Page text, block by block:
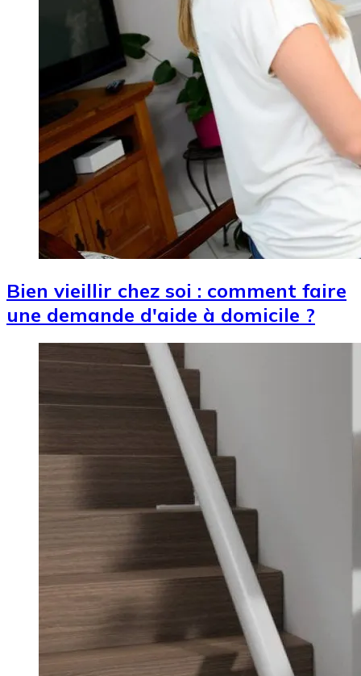
Bien vieillir chez soi : comment faire
une demande d'aide à domicile ?